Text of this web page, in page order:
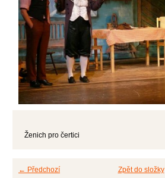
Ženich pro čertici
← Předchozí Zpět do složky